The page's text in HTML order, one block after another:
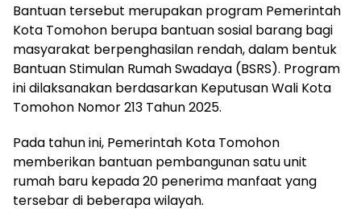
Bantuan tersebut merupakan program Pemerintah
Kota Tomohon berupa bantuan sosial barang bagi
masyarakat berpenghasilan rendah, dalam bentuk
Bantuan Stimulan Rumah Swadaya (BSRS). Program
ini dilaksanakan berdasarkan Keputusan Wali Kota
Tomohon Nomor 213 Tahun 2025.
Pada tahun ini, Pemerintah Kota Tomohon
memberikan bantuan pembangunan satu unit
rumah baru kepada 20 penerima manfaat yang
tersebar di beberapa wilayah.